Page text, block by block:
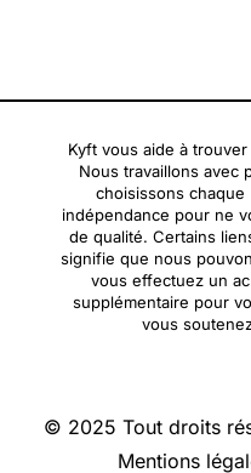
Kyft vous aide à
Nous travaillons avec
choisissons
indépendance pour ne
de qualité. Certains
signifie que nous
vous effectuez un
supplémentaire pour
vous
© 2025 Tout droits
Mentions